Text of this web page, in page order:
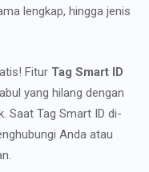
lengkap, hingga jenis
Fitur Tag Smart ID
yang hilang dengan
Saat Tag Smart ID di-
Anda atau